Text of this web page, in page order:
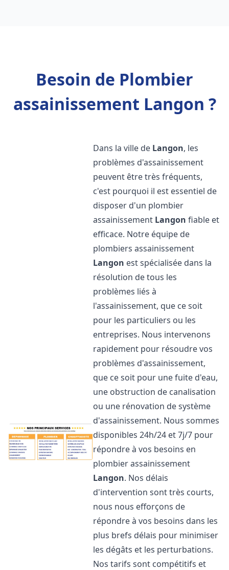
Besoin de Plombier
assainissement Langon ?
Dans la ville de Langon, les
problèmes d'assainissement
peuvent être très fréquents,
c'est pourquoi il est essentiel de
disposer d'un plombier
assainissement Langon fiable et
efficace. Notre équipe de
plombiers assainissement
Langon est spécialisée dans la
résolution de tous les
problèmes liés à
l'assainissement, que ce soit
pour les particuliers ou les
entreprises. Nous intervenons
rapidement pour résoudre vos
problèmes d'assainissement,
que ce soit pour une fuite d'eau,
une obstruction de canalisation
ou une rénovation de système
d'assainissement. Nous sommes
disponibles 24h/24 et 7j/7 pour
répondre à vos besoins en
plombier assainissement
Langon. Nos délais
d'intervention sont très courts,
nous nous efforçons de
répondre à vos besoins dans les
plus brefs délais pour minimiser
les dégâts et les perturbations.
Nos tarifs sont compétitifs et